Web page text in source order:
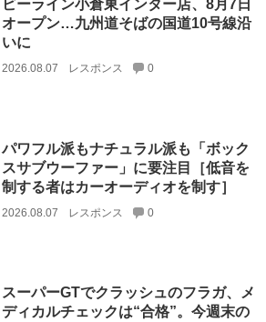
ビーライン小倉東インター店、8月7日
オープン…九州道そばの国道10号線沿
いに
2026.08.07 レスポンス 0
パワフル派もナチュラル派も「ボック
スサブウーファー」に要注目［低音を
制する者はカーオーディオを制す］
2026.08.07 レスポンス 0
スーパーGTでクラッシュのフラガ、メ
ディカルチェックは“合格”。今週末の